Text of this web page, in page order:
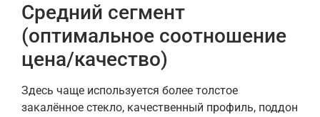
Средний сегмент
(оптимальное соотношение
цена/качество)
Здесь чаще используется более толстое
закалённое стекло, качественный профиль, поддон